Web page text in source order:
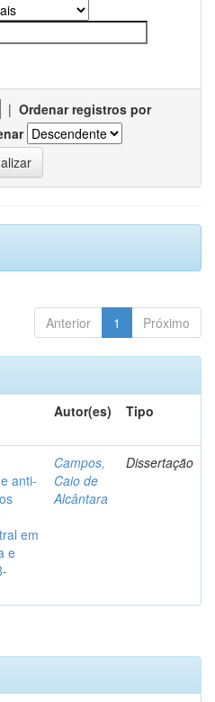
| Ordenar registros por
Anterior 1 Próximo
Autor(es) Tipo
anti-
em
e
Campos,
Caio de
Alcântara
Dissertação